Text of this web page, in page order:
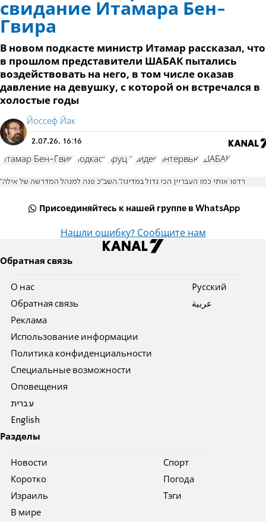
свидание Итамара Бен-
Гвира
В новом подкасте министр Итамар рассказал, что
в прошлом представители ШАБАК пытались
воздействовать на него, в том числе оказав
давление на девушку, с которой он встречался в
холостые годы
Йоссеф Йак
2.07.26, 16:16
Итамар Бен-Гвир подкаст Аруц 7 видео интервью ШАБАК
"רדפו אותי כמו העבריין הכי גדול במדינה".השב"כ פנה למנהל המדרשה של אילה
Присоединяйтесь к нашей группе в WhatsApp
Нашли ошибку? Сообщите нам
Обратная связь
О нас
Обратная связь
Реклама
Использование информации
Политика конфиденциальности
Специальные возможности
Оповещения
עברית
English
Pусский
عربية
Разделы
Новости
Коротко
Израиль
В мире
Спорт
Погода
Тэги